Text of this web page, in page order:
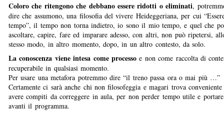
Coloro che ritengono che debbano essere ridotti o eliminati,
dire che assumono, una filosofia del vivere Heideggeriana, per cui
tempo”, il tempo non torna indietro, io sono il mio tempo, e quel che
ascoltare, capire, fare ed imparare adesso, con altri, non può ripetersi,
stesso modo, in altro momento, dopo, in un altro contesto, da solo.
La conoscenza viene intesa come processo e non come raccolta di
recuperabile in qualsiasi momento.
Per usare una metafora potremmo dire “il treno passa ora o mai più …”
Certamente ci sarà anche chi non filosofeggia e magari trova
avere compiti da correggere in aula, per non perder tempo utile e portare
avanti il programma.